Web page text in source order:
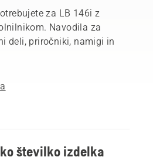
za LB 146i z
Navodila za
deli, priročniki, namigi in
številko izdelka